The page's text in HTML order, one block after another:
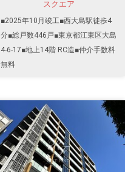
スクエア
■2025年10月竣工■西大島駅徒歩4
分■総戸数446戸■東京都江東区大島
4-6-17■地上14階 RC造■仲介手数料
無料